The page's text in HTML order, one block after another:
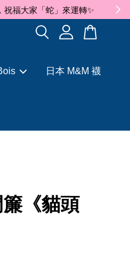
日本 M&M 襪
《貓頭